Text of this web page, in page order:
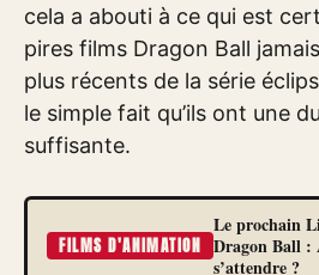
cela a abouti à ce qui est
pires films Dragon Ball
plus récents de la série
le simple fait qu’ils ont une
suffisante.
FILMS D'ANIMATION
Le prochain
Dragon Ball
s’attendre ?